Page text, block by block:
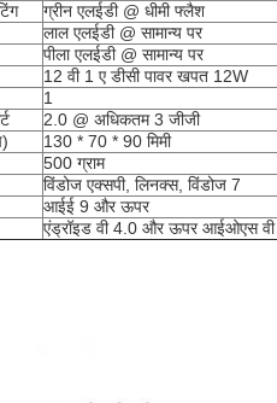
ग्रीन एलईडी @ धीमी फ्लैश
लाल एलईडी @ सामान्य पर
पीला एलईडी @ सामान्य पर
12 वी 1 ए डीसी पावर खपत 12W
1
2.0 @ अधिकतम 3 जीजी
130 * 70 * 90 मिमी
500 ग्राम
विंडोज एक्सपी, लिनक्स, विंडोज 7
आईई 9 और ऊपर
एंड्रॉइड वी 4.0 और ऊपर आईओएस